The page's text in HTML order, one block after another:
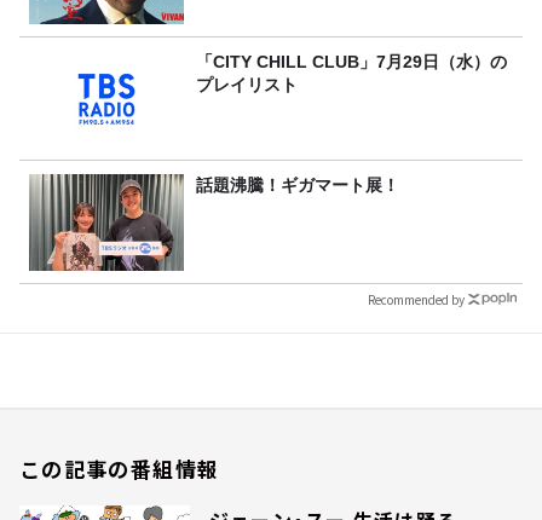
「CITY CHILL CLUB」7月29日（水）の
プレイリスト
話題沸騰！ギガマート展！
Recommended by
この記事の番組情報